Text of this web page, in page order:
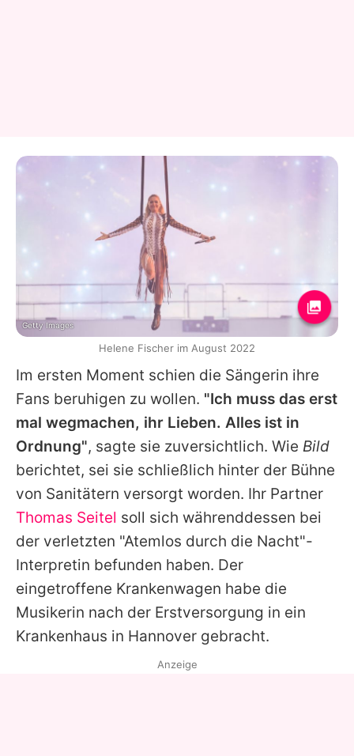
Im ersten Moment schien die Sängerin ihre
Fans beruhigen zu wollen. "Ich muss das erst
mal wegmachen, ihr Lieben. Alles ist in
Ordnung", sagte sie zuversichtlich. Wie Bild
berichtet, sei sie schließlich hinter der Bühne
von Sanitätern versorgt worden. Ihr Partner
Thomas Seitel soll sich währenddessen bei
der verletzten "Atemlos durch die Nacht"-
Interpretin befunden haben. Der
eingetroffene Krankenwagen habe die
Musikerin nach der Erstversorgung in ein
Krankenhaus in Hannover gebracht.
Getty Images
Helene Fischer im August 2022
Anzeige